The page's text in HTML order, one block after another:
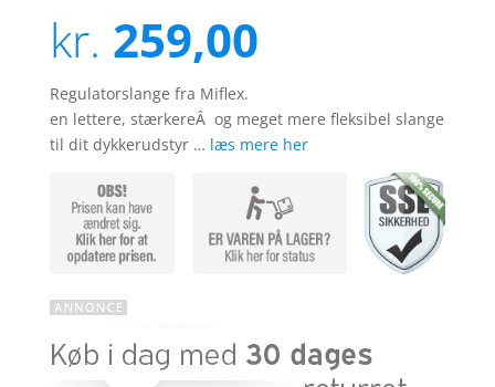
af 5
baseret
på
ømmels
er
kr. 259,00
Regulatorslange fra Miflex.
en lettere, stærkereÂ og meget mere fleksibel slange
til dit dykkerudstyr … læs mere her